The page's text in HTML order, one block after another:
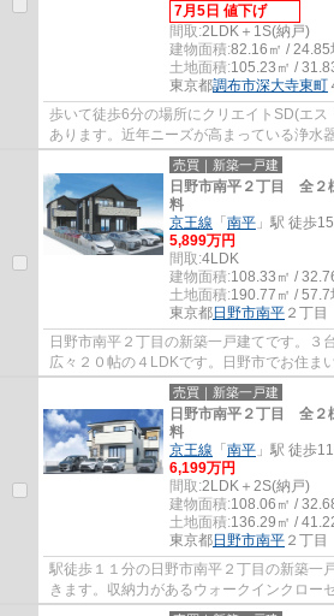
7月5日 値下げ
間取:2LDK＋1S(納戸)
建物面積:82.16㎡ / 24.85
土地面積:105.23㎡ /
東京都調布市深大寺東町
歩いて徒歩6分の場所にクリエイトSD(エス
あります。近年ニーズが高まっている浄水
件は、足元から温められるのでエアコンの...
売買｜新築一戸建
日野市南平２丁目 全
料
京王線 「 南平 」駅 徒歩
5,899万円
間取:4LDK
建物面積:108.33㎡ /
土地面積:190.77㎡ / 57.7
東京都日野市南平 ２丁目
日野市南平２丁目の新築一戸建てです。３
広々２０帖の４LDKです。日野市でお住ま
いエージーホームに是非お任せください。
売買｜新築一戸建
日野市南平２丁目 全
料
京王線 「 南平 」駅 徒歩
6,199万円
間取:2LDK＋2S(納戸)
建物面積:108.06㎡ /
土地面積:136.29㎡ /
東京都日野市南平 ２丁目
駅徒歩１１分の日野市南平２丁目の新築一
きます。収納力があるウォークインクロー
リビングは間仕切りで一つ部屋を作ること